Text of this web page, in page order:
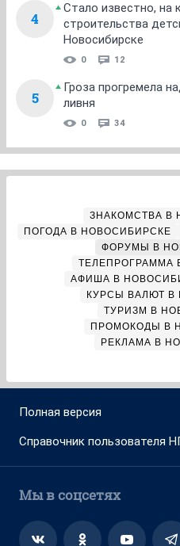
4
Стало известно, на
строительства
Новосибирске
0 12
5
Гроза прогремела
ливня
0 34
ЗНАКОМСТВА В
ПОГОДА В НОВОСИБИРСКЕ
ФОРУМЫ В
ТЕЛЕПРОГРАММА
АФИША В
КУРСЫ ВАЛЮТ В
ТУРИЗМ В
ПРОМОКОДЫ В
РЕКЛАМА В
Полная версия
Справочник пользователя
Мы в соцсетях